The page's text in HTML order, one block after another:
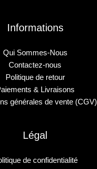
Informations
Qui Sommes-Nous
Contactez-nous
Politique de retour
& Livraisons
générales de vente (CGV)
Légal
de confidentialité